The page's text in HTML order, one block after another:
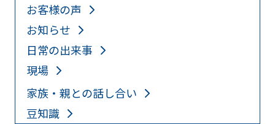
お客様の声
お知らせ
日常の出来事
現場
家族・親との話し合い
豆知識